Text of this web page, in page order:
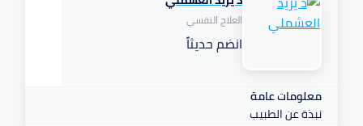
العلاج النفسي
انضم حديثاً
معلومات عامة
نبذة عن الطبيب